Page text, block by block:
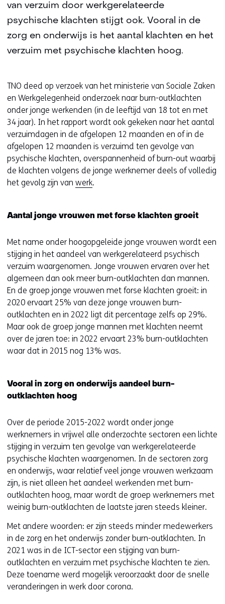
van verzuim door werkgerelateerde
psychische klachten stijgt ook. Vooral in de
zorg en onderwijs is het aantal klachten en het
verzuim met psychische klachten hoog.
TNO deed op verzoek van het ministerie van Sociale Zaken
en Werkgelegenheid onderzoek naar burn-outklachten
onder jonge werkenden (in de leeftijd van 18 tot en met
34 jaar). In het rapport wordt ook gekeken naar het aantal
verzuimdagen in de afgelopen 12 maanden en of in de
afgelopen 12 maanden is verzuimd ten gevolge van
psychische klachten, overspannenheid of burn-out waarbij
de klachten volgens de jonge werknemer deels of volledig
het gevolg zijn van werk.
Aantal jonge vrouwen met forse klachten groeit
Met name onder hoogopgeleide jonge vrouwen wordt een
stijging in het aandeel van werkgerelateerd psychisch
verzuim waargenomen. Jonge vrouwen ervaren over het
algemeen dan ook meer burn-outklachten dan mannen.
En de groep jonge vrouwen met forse klachten groeit: in
2020 ervaart 25% van deze jonge vrouwen burn-
outklachten en in 2022 ligt dit percentage zelfs op 29%.
Maar ook de groep jonge mannen met klachten neemt
over de jaren toe: in 2022 ervaart 23% burn-outklachten
waar dat in 2015 nog 13% was.
Vooral in zorg en onderwijs aandeel burn-
outklachten hoog
Over de periode 2015-2022 wordt onder jonge
werknemers in vrijwel alle onderzochte sectoren een lichte
stijging in verzuim ten gevolge van werkgerelateerde
psychische klachten waargenomen. In de sectoren zorg
en onderwijs, waar relatief veel jonge vrouwen werkzaam
zijn, is niet alleen het aandeel werkenden met burn-
outklachten hoog, maar wordt de groep werknemers met
weinig burn-outklachten de laatste jaren steeds kleiner.
Met andere woorden: er zijn steeds minder medewerkers
in de zorg en het onderwijs zonder burn-outklachten. In
2021 was in de ICT-sector een stijging van burn-
outklachten en verzuim met psychische klachten te zien.
Deze toename werd mogelijk veroorzaakt door de snelle
veranderingen in werk door corona.